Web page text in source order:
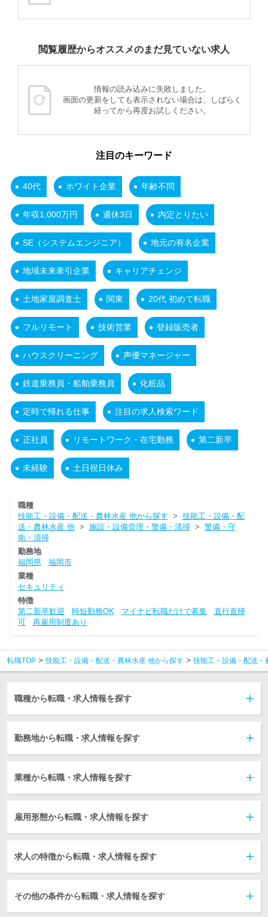
閲覧履歴からオススメのまだ見ていない求人
情報の読み込みに失敗しました。
画面の更新をしても表示されない場合は、しばらく
経ってから再度お試しください。
注目のキーワード
40代 ホワイト企業 年齢不問
年収1,000万円 週休3日 内定とりたい
SE（システムエンジニア） 地元の有名企業
地域未来牽引企業 キャリアチェンジ
土地家屋調査士 関東 20代 初めて転職
フルリモート 技術営業 登録販売者
ハウスクリーニング 声優マネージャー
鉄道乗務員・船舶乗務員 化粧品
定時で帰れる仕事 注目の求人検索ワード
正社員 リモートワーク・在宅勤務 第二新卒
未経験 土日祝日休み
職種
技能工・設備・配送・農林水産 他から探す > 技能工・設備・配
送・農林水産 他> 施設・設備管理・警備・清掃> 警備・守
衛・清掃
勤務地
福岡県
福岡市
業種
セキュリティ
特徴
第二新卒歓迎
時短勤務OK マイナビ転職だけで募集
直行直帰
可
再雇用制度あり
転職TOP 技能工・設備・配送・農林水産 他から探す 技能工・設備・配送・
職種から転職・求人情報を探す
勤務地から転職・求人情報を探す
業種から転職・求人情報を探す
雇用形態から転職・求人情報を探す
求人の特徴から転職・求人情報を探す
その他の条件から転職・求人情報を探す